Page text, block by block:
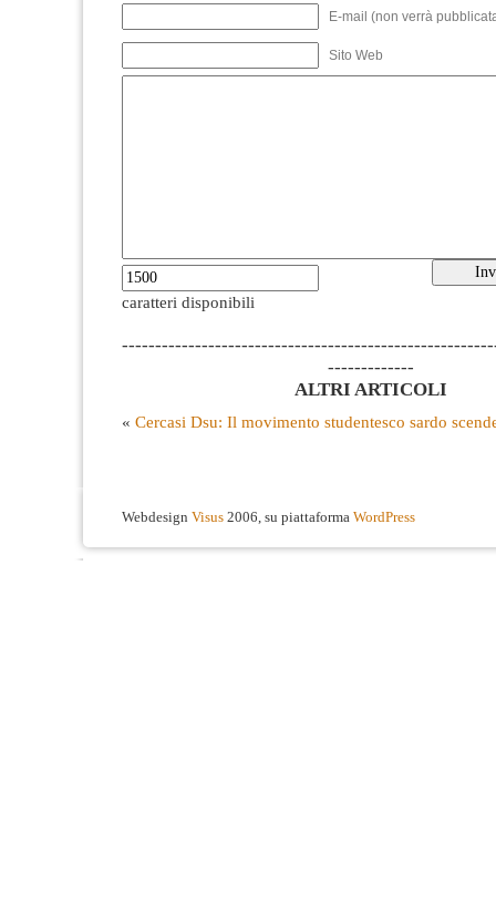
E-mail (non verrà
Sito Web
caratteri disponibili
-------------
ALTRI ARTICOLI
« Cercasi Dsu: Il movimento studentesco sardo
Webdesign Visus 2006, su piattaforma WordPress